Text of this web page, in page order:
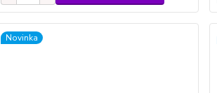
Novinka